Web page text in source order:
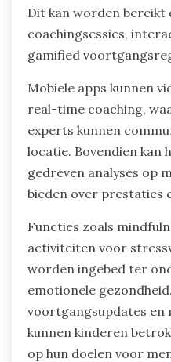
Dit kan worden
coachingsessies,
gamified
Mobiele apps kunnen
real-time coaching,
experts kunnen
locatie. Bovendien kan
gedreven analyses op
bieden over prestaties
Functies zoals
activiteiten voor
worden ingebed ter
emotionele
voortgangsupdates en
kunnen kinderen
op hun doelen voor